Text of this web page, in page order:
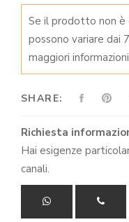
Se il prodotto non è
possono variare dai
maggiori
SHARE:
Richiesta
Hai esigenze
canali.